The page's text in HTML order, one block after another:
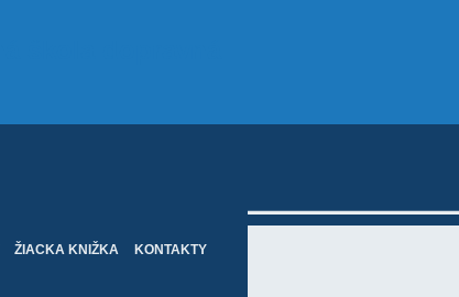
KONTAKTY
ŽIACKA KNIŽKA